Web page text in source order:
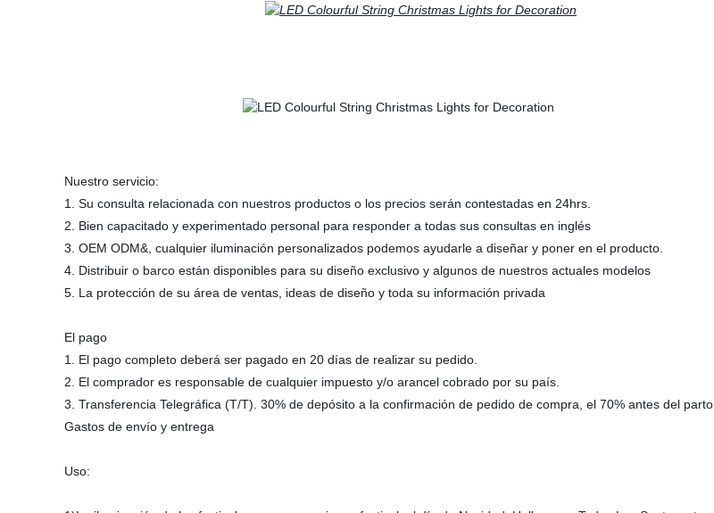
Nuestro servicio:
1. Su consulta relacionada con nuestros productos o los precios serán contestadas en 24hrs.
2. Bien capacitado y experimentado personal para responder a todas sus consultas en inglés
3. OEM ODM&, cualquier iluminación personalizados podemos ayudarle a diseñar y poner en el producto.
4. Distribuir o barco están disponibles para su diseño exclusivo y algunos de nuestros actuales modelos
5. La protección de su área de ventas, ideas de diseño y toda su información privada
El pago
1. El pago completo deberá ser pagado en 20 días de realizar su pedido.
2. El comprador es responsable de cualquier impuesto y/o arancel cobrado por su país.
3. Transferencia Telegráfica (T/T). 30% de depósito a la confirmación de pedido de compra, el 70% antes del parto.
Gastos de envío y entrega
Uso: